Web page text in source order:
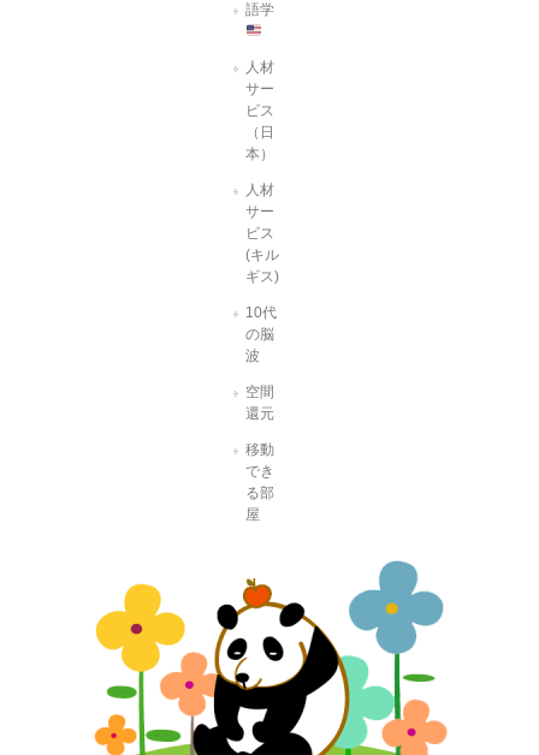
語学
人材
サー
ビス
（日
本）
人材
サー
ビス
(キル
ギス)
10代
の脳
波
空間
還元
移動
でき
る部
屋